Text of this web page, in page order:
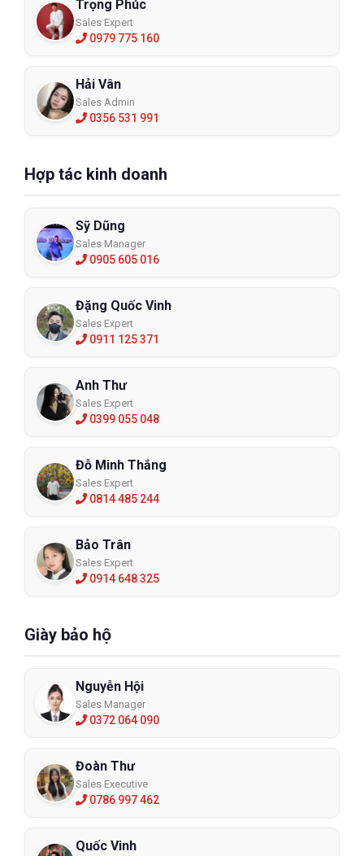
Trọng Phúc
Sales Expert
0979 775 160
Hải Vân
Sales Admin
0356 531 991
Hợp tác kinh doanh
Sỹ Dũng
Sales Manager
0905 605 016
Đặng Quốc Vinh
Sales Expert
0911 125 371
Anh Thư
Sales Expert
0399 055 048
Đỗ Minh Thắng
Sales Expert
0814 485 244
Bảo Trân
Sales Expert
0914 648 325
Giày bảo hộ
Nguyễn Hội
Sales Manager
0372 064 090
Đoàn Thư
Sales Executive
0786 997 462
Quốc Vinh